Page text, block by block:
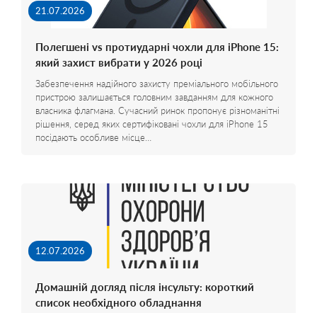
21.07.2026
Полегшені vs протиударні чохли для iPhone 15:
який захист вибрати у 2026 році
Забезпечення надійного захисту преміального мобільного
пристрою залишається головним завданням для кожного
власника флагмана. Сучасний ринок пропонує різноманітні
рішення, серед яких сертифіковані чохли для iPhone 15
посідають особливе місце…
12.07.2026
Домашній догляд після інсульту: короткий
список необхідного обладнання